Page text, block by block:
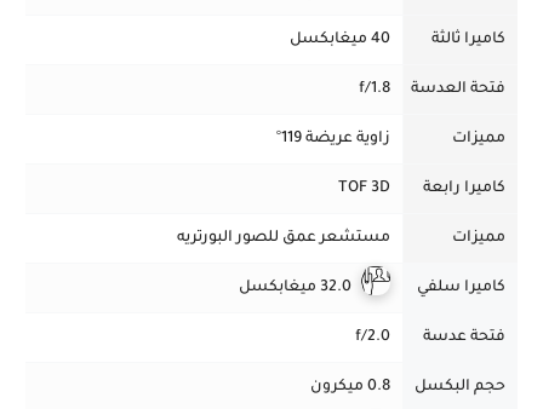
كاميرا ثالثة 40 ميغابكسل
فتحة العدسة f/1.8
مميزات زاوية عريضة 119°
كاميرا رابعة TOF 3D
مميزات مستشعر عمق للصور البورتريه
كاميرا سلفي 32.0 ميغابكسل
فتحة عدسة f/2.0
حجم البكسل 0.8 ميكرون